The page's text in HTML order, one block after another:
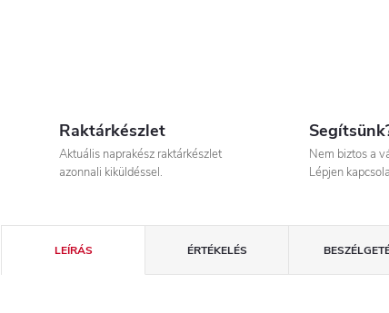
Raktárkészlet
Aktuális naprakész raktárkészlet
azonnali kiküldéssel.
Nem biztos a
Lépjen
LEÍRÁS ÉRTÉKELÉS